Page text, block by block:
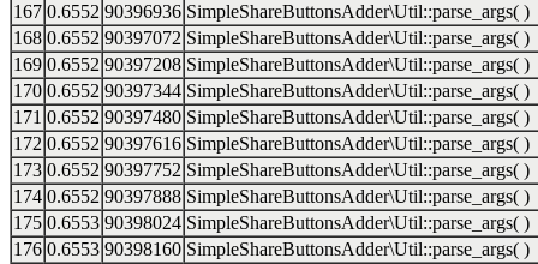
167 0.6552 90396936 SimpleShareButtonsAdder\Util::parse_args( )
168 0.6552 90397072 SimpleShareButtonsAdder\Util::parse_args( )
169 0.6552 90397208 SimpleShareButtonsAdder\Util::parse_args( )
170 0.6552 90397344 SimpleShareButtonsAdder\Util::parse_args( )
171 0.6552 90397480 SimpleShareButtonsAdder\Util::parse_args( )
172 0.6552 90397616 SimpleShareButtonsAdder\Util::parse_args( )
173 0.6552 90397752 SimpleShareButtonsAdder\Util::parse_args( )
174 0.6552 90397888 SimpleShareButtonsAdder\Util::parse_args( )
175 0.6553 90398024 SimpleShareButtonsAdder\Util::parse_args( )
176 0.6553 90398160 SimpleShareButtonsAdder\Util::parse_args( )